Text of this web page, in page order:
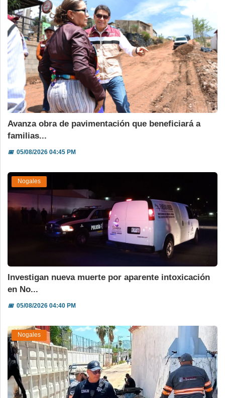
Avanza obra de pavimentación que beneficiará a
familias...
📅05/08/2026 04:45 PM
Nogales
Investigan nueva muerte por aparente intoxicación
en No...
📅05/08/2026 04:40 PM
Nogales